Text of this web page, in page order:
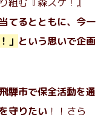
当てるとともに、今一
」 という思いで企画
騨市で保全活動を通
守りたい ！！さら